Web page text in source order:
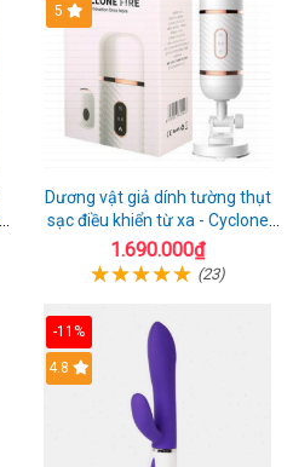
5
Dương vật giả dính tường thụt
sạc điều khiển từ xa - Cyclone
Fire
1.690.000₫
(23)
-11%
4.8